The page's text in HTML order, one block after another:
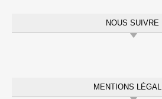
NOUS SUIVRE
MENTIONS